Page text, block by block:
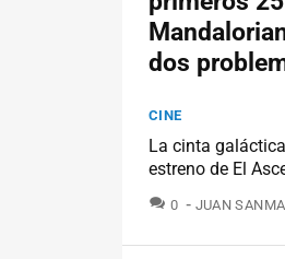
dos
CINE
La cinta
estreno de El
0 COMENTARIOS
JUAN